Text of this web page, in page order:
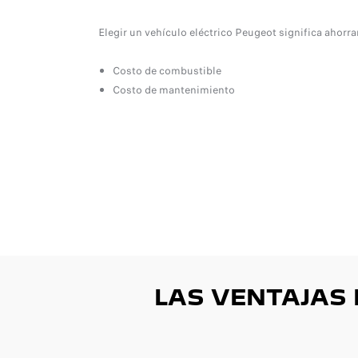
Elegir un vehículo eléctrico Peugeot significa
Costo de combustible
Costo de mantenimiento
LAS VENTAJAS